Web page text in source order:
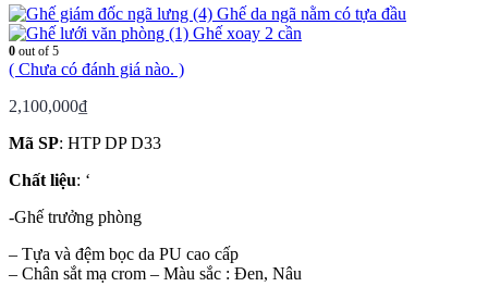
Ghế da ngã nằm có tựa đầu
Ghế xoay 2 cần
0 out of 5
( Chưa có đánh giá nào. )
2,100,000₫
Mã SP: HTP DP D33
Chất liệu: ‘
-Ghế trưởng phòng
– Tựa và đệm bọc da PU cao cấp
– Chân sắt mạ crom – Màu sắc : Đen, Nâu